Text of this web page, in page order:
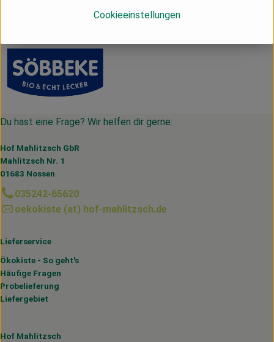
Du hast eine Frage? Wir helfen dir gerne:
Hof Mahlitzsch GbR
Mahlitzsch Nr. 1
01683 Nossen
035242-65620
oekokiste (at) hof-mahlitzsch.de
Lieferservice
Ökokiste - So geht's
Häufige Fragen
Probelieferung
Liefergebiet
Hof Mahlitzsch
Cookieeinstellungen